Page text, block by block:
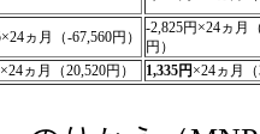
ヵ月（-67,560円）
-2,825円×24ヵ月
円）
×24ヵ月（20,520円） 1,335円 ×24ヵ月